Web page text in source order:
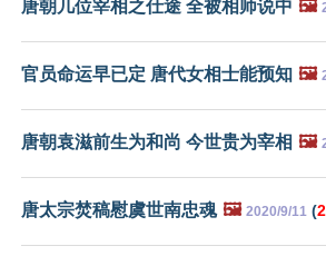
唐朝几位宰相之仕途 全被相师说中 🖼️
官员命运早已定 唐代女相士能预知 🖼️
唐朝袁滋前生为和尚 今世贵为宰相 🖼️
唐太宗焚稿慰虞世南忠魂 🖼️ 2020/9/11 (